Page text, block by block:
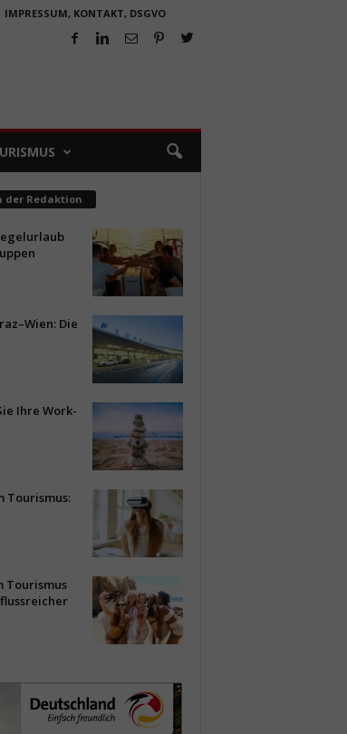
IMPRESSUM, KONTAKT, DSGVO
der Redaktion
Die
Ihre Work-
Tourismus:
Tourismus